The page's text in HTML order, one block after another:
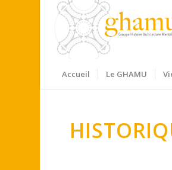
Accueil Le GHAMU